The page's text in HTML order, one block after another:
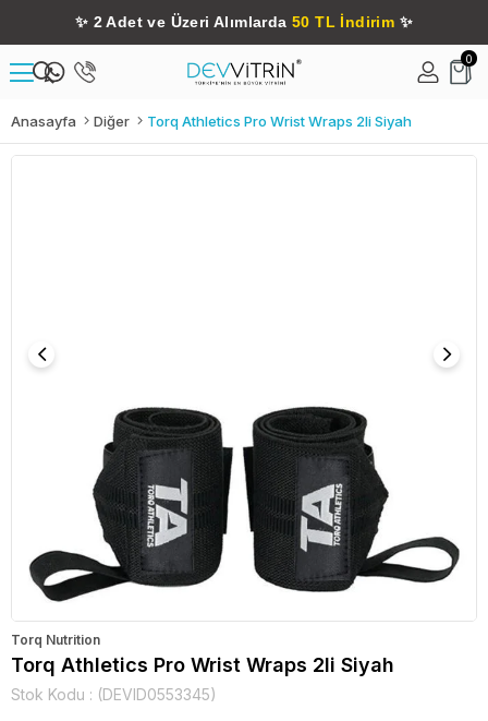
✨ 2 Adet ve Üzeri Alımlarda 50 TL İndirim ✨
0
Anasayfa Diğer Torq Athletics Pro Wrist Wraps 2li Siyah
Torq Nutrition
Torq Athletics Pro Wrist Wraps 2li Siyah
Stok Kodu (DEVID0553345)